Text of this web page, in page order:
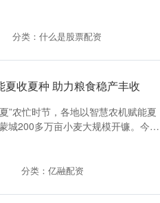
分类：什么是股票配资
收夏种 助力粮食稳产丰收
”农忙时节，各地以智慧农机赋能夏
城200多万亩小麦大规模开镰。今
分类：亿融配资